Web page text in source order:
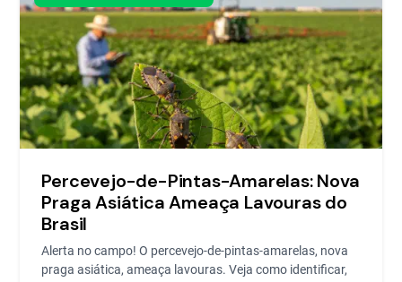
Percevejo-de-Pintas-Amarelas: Nova
Praga Asiática Ameaça Lavouras do
Brasil
Alerta no campo! O percevejo-de-pintas-amarelas, nova
praga asiática, ameaça lavouras. Veja como identificar,